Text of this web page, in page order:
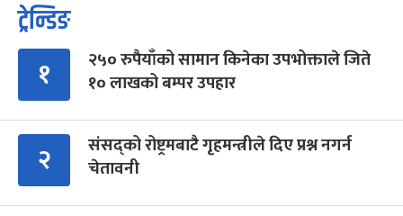
ट्रेन्डिङ
१
२५० रुपैयाँको सामान किनेका उपभोक्ताले जिते
१० लाखको बम्पर उपहार
२
संसद्को रोष्ट्रमबाटै गृहमन्त्रीले दिए प्रश्न नगर्न
चेतावनी